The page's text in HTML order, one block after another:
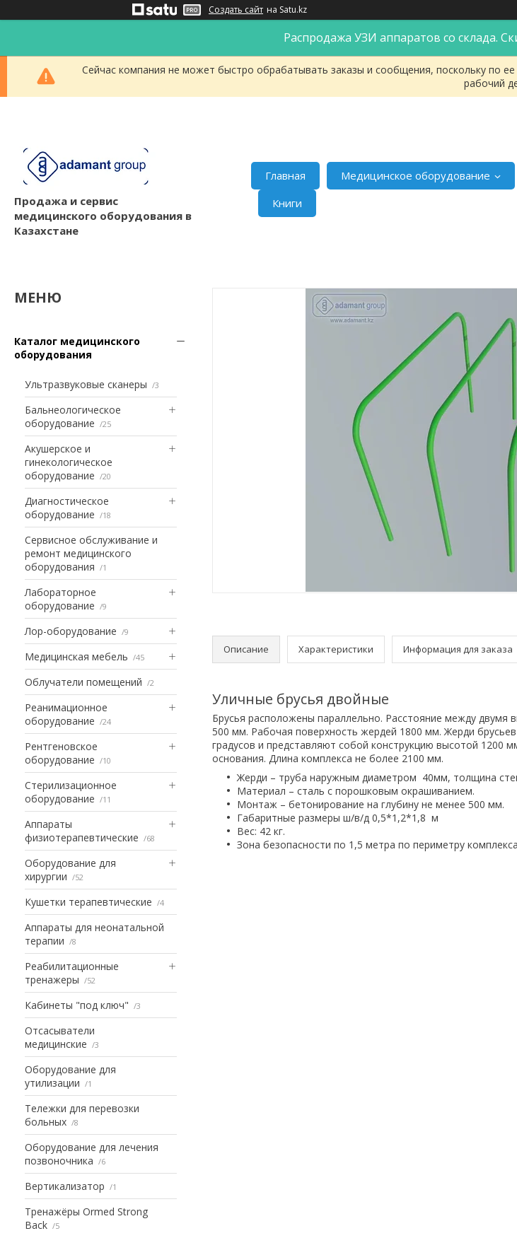
Создать сайт на Satu.kz
Распродажа УЗИ аппаратов со склада.
Сейчас компания не может быстро обрабатывать заказы и сообщения, поскольку по
рабочий
Продажа и сервис
медицинского оборудования в
Казахстане
Главная Медицинское оборудование
Книги
Каталог медицинского
оборудования
Ультразвуковые сканеры 3
Бальнеологическое
оборудование
25
Акушерское и
гинекологическое
оборудование
20
Диагностическое
оборудование
18
Сервисное обслуживание и
ремонт медицинского
оборудования
1
Лабораторное
оборудование
9
Лор-оборудование 9
Медицинская мебель 45
Облучатели помещений 2
Реанимационное
оборудование
24
Рентгеновское
оборудование
10
Стерилизационное
оборудование
11
Аппараты
физиотерапевтические
68
Оборудование для
хирургии
52
Кушетки терапевтические 4
Аппараты для неонатальной
терапии
8
Реабилитационные
тренажеры
52
Кабинеты "под ключ" 3
Отсасыватели
медицинские
3
Оборудование для
утилизации
1
Тележки для перевозки
больных
8
Оборудование для лечения
позвоночника
6
Вертикализатор 1
Тренажёры Ormed Strong
Back
5
Описание Характеристики Информация для заказа
Уличные брусья двойные
Брусья расположены параллельно. Расстояние между двумя
500 мм. Рабочая поверхность жердей 1800 мм. Жерди
градусов и представляют собой конструкцию высотой 1200
основания. Длина комплекса не более 2100 мм.
Жерди – труба наружным диаметром 40мм, толщина
Материал – сталь с порошковым окрашиванием.
Монтаж – бетонирование на глубину не менее 500 мм.
Габаритные размеры ш/в/д 0,5*1,2*1,8 м
Вес: 42 кг.
Зона безопасности по 1,5 метра по периметру